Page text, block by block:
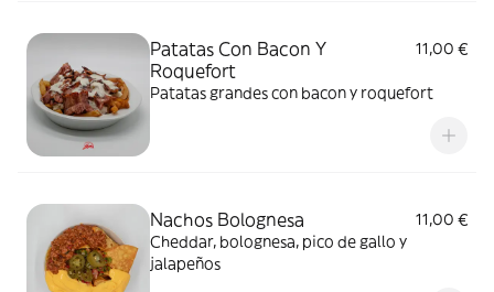
Patatas Con Bacon Y
Roquefort
11,00 €
Patatas grandes con bacon y roquefort
Nachos Bolognesa
11,00 €
Cheddar, bolognesa, pico de gallo y
jalapeños